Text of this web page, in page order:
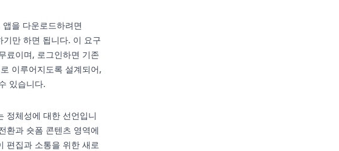
을 다운로드하려면
만 하면 됩니다. 이 요구
료이며, 로그인하면 기존
이루어지도록 설계되어,
있습니다.
정체성에 대한 선언입니
환과 숏폼 콘텐츠 영역에
편집과 소통을 위한 새로